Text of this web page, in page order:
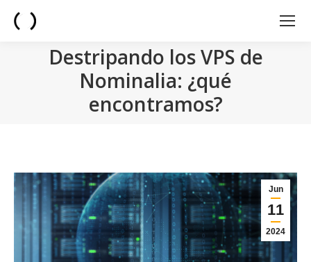
Destripando los VPS de
Nominalia: ¿qué
encontramos?
Jun
11
2024